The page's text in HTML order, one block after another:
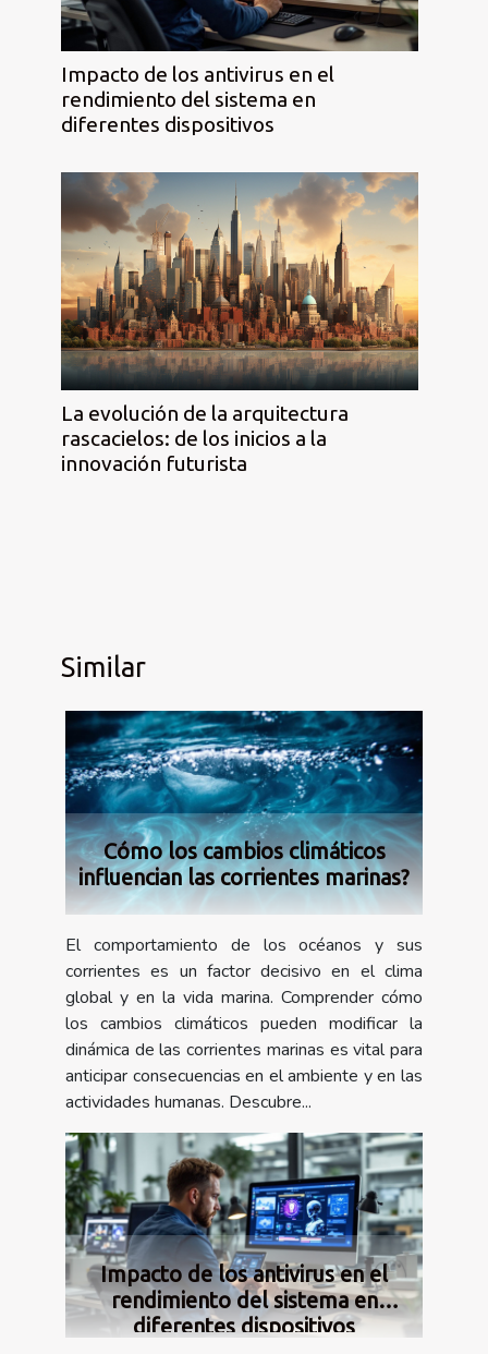
Impacto de los antivirus en el
rendimiento del sistema en
diferentes dispositivos
La evolución de la arquitectura
rascacielos: de los inicios a la
innovación futurista
Similar
Cómo los cambios climáticos
influencian las corrientes marinas?
El comportamiento de los océanos y sus
corrientes es un factor decisivo en el clima
global y en la vida marina. Comprender cómo
los cambios climáticos pueden modificar la
dinámica de las corrientes marinas es vital para
anticipar consecuencias en el ambiente y en las
actividades humanas. Descubre...
Impacto de los antivirus en el
rendimiento del sistema en
diferentes dispositivos